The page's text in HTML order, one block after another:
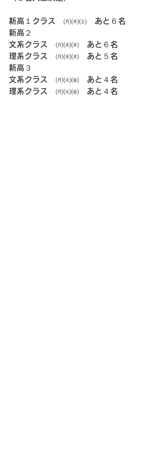
新高１クラス　㈪㈭㈯　あと６名
新高２
文系クラス　㈪㈬㈭　あと６名
理系クラス　㈪㈬㈭　あと５名
新高３
文系クラス　㈪㈫㈮　あと４名
理系クラス　㈪㈫㈮　あと４名